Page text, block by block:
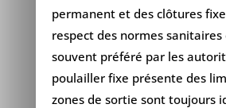
permanent et des clôtures
respect des normes
souvent préféré par les
poulailler fixe présente des
zones de sortie sont toujours